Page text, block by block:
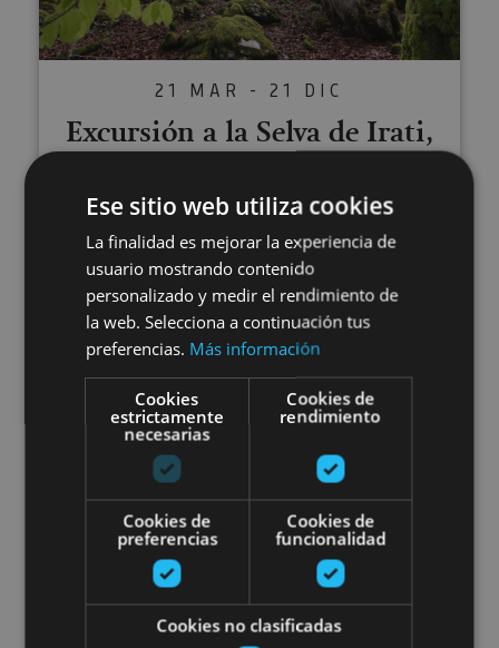
21 MAR - 21 DIC
Excursión a la Selva de Irati,
Foz de Arbaiun
Foz de Arbaiun, Foz de Lumbier, Selva de Irati,
Ochagavía
Excursiones guiadas por Navarra
03 ENE - 31 DIC
Ese sitio web utiliza cookies
La finalidad es mejorar la experiencia de
usuario mostrando contenido
personalizado y medir el rendimiento de
la web. Selecciona a continuación tus
preferencias. Más información
Cookies
estrictamente
necesarias
Cookies de
rendimiento
Cookies de
preferencias
Cookies de
funcionalidad
Cookies no clasificadas